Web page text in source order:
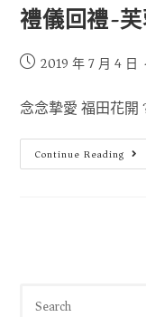
禮儀回禮-
2019 年 7 月 4 日
念念摯愛 福田花開
Continue Reading